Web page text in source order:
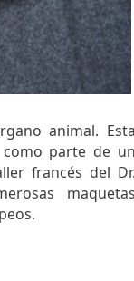
animal.
parte de
francés del